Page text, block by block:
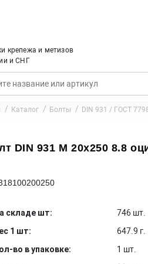
крепежа и метизов
и СНГ
Каталог Болты DIN 931 / ГОСТ
DIN 931 M 20x250 8.8
складе шт:
746 шт.
1 шт:
647.9 г.
во в упаковке:
1 шт.